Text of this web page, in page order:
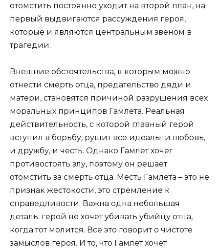
отомстить постоянно уходит на второй план, на
первый выдвигаются рассуждения героя,
которые и являются центральным звеном в
трагедии.
Внешние обстоятельства, к которым можно
отнести смерть отца, предательство дяди и
матери, становятся причиной разрушения всех
моральных принципов Гамлета. Реальная
действительность, с которой главный герой
вступил в борьбу, рушит все идеалы: и любовь,
и дружбу, и честь. Однако Гамлет хочет
противостоять злу, поэтому он решает
отомстить за смерть отца. Месть Гамлета – это не
признак жестокости, это стремление к
справедливости. Важна одна небольшая
деталь: герой не хочет убивать убийцу отца,
когда тот молится. Все это говорит о чистоте
замыслов героя. И то, что Гамлет хочет